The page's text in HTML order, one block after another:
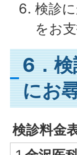
検診
をお
6．
にお
検診料金